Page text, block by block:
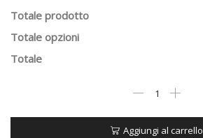
Totale prodotto
Totale opzioni
Totale
singolo
Sissy
quantità
Aggiungi al carrello